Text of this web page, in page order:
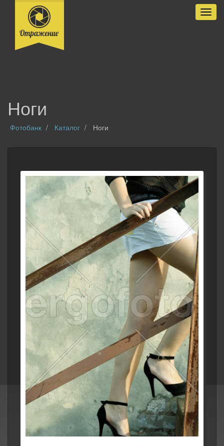
Ноги
Фотобанк Каталог Ноги